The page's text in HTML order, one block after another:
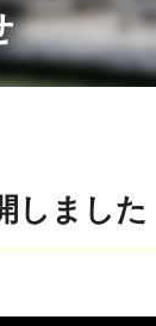
しました